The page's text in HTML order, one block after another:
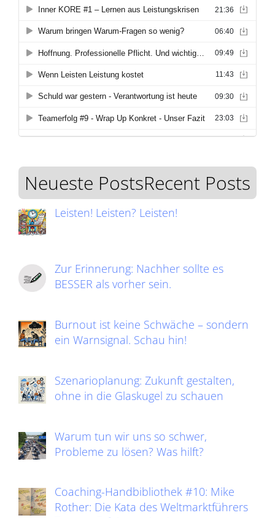
Neueste PostsRecent Posts
Leisten! Leisten? Leisten!
Zur Erinnerung: Nachher sollte es
BESSER als vorher sein.
Burnout ist keine Schwäche – sondern
ein Warnsignal. Schau hin!
Szenarioplanung: Zukunft gestalten,
ohne in die Glaskugel zu schauen
Warum tun wir uns so schwer,
Probleme zu lösen? Was hilft?
Coaching-Handbibliothek #10: Mike
Rother: Die Kata des Weltmarktführers